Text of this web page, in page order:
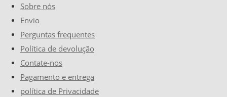
Sobre nós
Envio
Perguntas frequentes
Política de devolução
Contate-nos
Pagamento e entrega
política de Privacidade